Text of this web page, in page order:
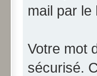
mail par le
Votre mot
sécurisé.